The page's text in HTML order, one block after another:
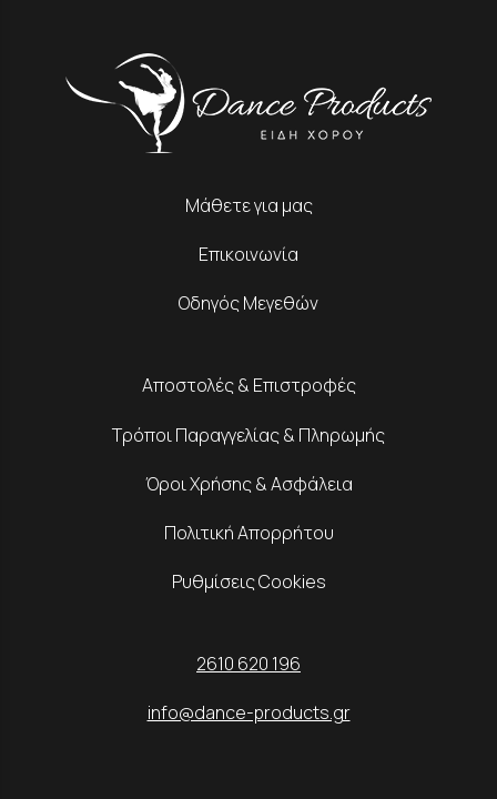
Μάθετε για μας
Επικοινωνία
Οδηγός Μεγεθών
Αποστολές & Επιστροφές
Τρόποι Παραγγελίας & Πληρωμής
Όροι Χρήσης & Ασφάλεια
Πολιτική Απορρήτου
Ρυθμίσεις Cookies
2610 620 196
info@dance-products.gr